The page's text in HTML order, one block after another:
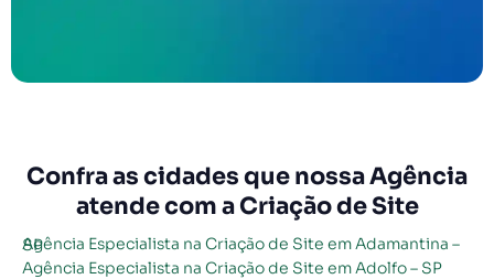
Confra as cidades que nossa Agência
atende com a Criação de Site
Agência Especialista na Criação de Site em Adamantina – SP
Agência Especialista na Criação de Site em Adolfo – SP